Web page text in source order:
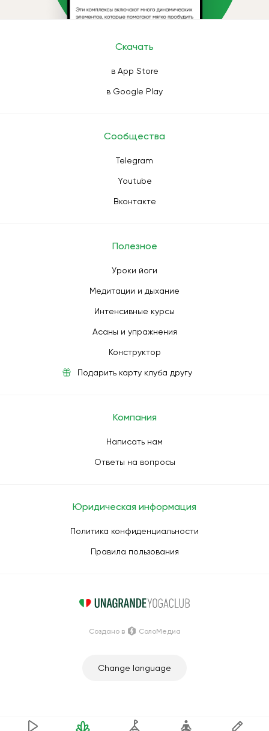
Скачать
в App Store
в Google Play
Сообщества
Telegram
Youtube
Вконтакте
Полезное
Уроки йоги
Медитации и дыхание
Интенсивные курсы
Асаны и упражнения
Конструктор
Подарить карту клуба другу
Компания
Написать нам
Ответы на вопросы
Юридическая информация
Политика конфиденциальности
Правила пользования
Change language
Создано в СолоМедиа